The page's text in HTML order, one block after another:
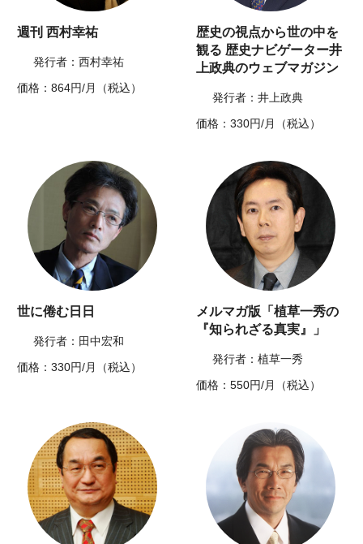
週刊 西村幸祐
発行者：西村幸祐
価格：864円/月（税込）
歴史の視点から世の中を
観る 歴史ナビゲーター井
上政典のウェブマガジン
発行者：井上政典
価格：330円/月（税込）
世に倦む日日
発行者：田中宏和
価格：330円/月（税込）
メルマガ版「植草一秀の
『知られざる真実』」
発行者：植草一秀
価格：550円/月（税込）